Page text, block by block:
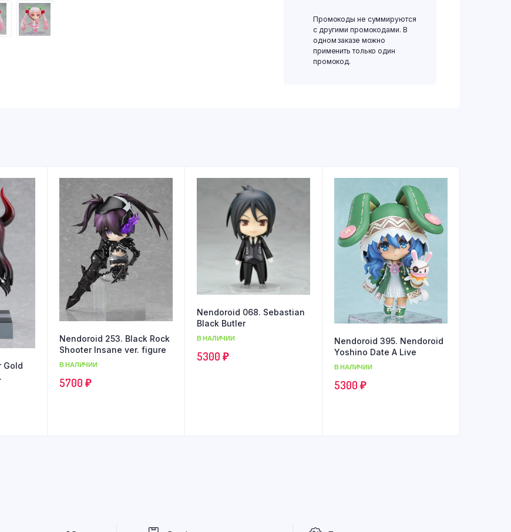
Промокоды не суммируются
с другими промокодами. В
одном заказе можно
применить только один
промокод.
Gold
Nendoroid 253. Black Rock
Shooter Insane ver. figure
В НАЛИЧИИ
5700 ₽
Nendoroid 068. Sebastian
Black Butler
В НАЛИЧИИ
5300 ₽
Nendoroid 395. Nendoroid
Yoshino Date A Live
В НАЛИЧИИ
5300 ₽